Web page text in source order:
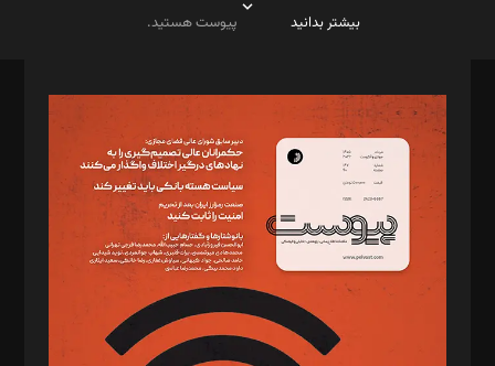
بیشتر بدانید
پیوست هستید.
مدیر مسئول: محمدباقر اثنی‌عشری
سردبیر: مهرک محمودی
دبیر تحریریه: میثم قاسمی
د‌بیر ناداستان: سمانه سمیع
د‌بیر خدمت و تجارت: ابوالفضل رجبی
د‌بیر حقوق فناوری: حسام‌الدین ایپکچی
د‌بیر پیوست جهان: مینا پاکدل
د‌بیر تحریریه آنلاین: بابک نقاش
تحریریه‌: مجتبی محمود‌ی، آرش برهمند، یسنا امان‌پور، سروش کرمیان،